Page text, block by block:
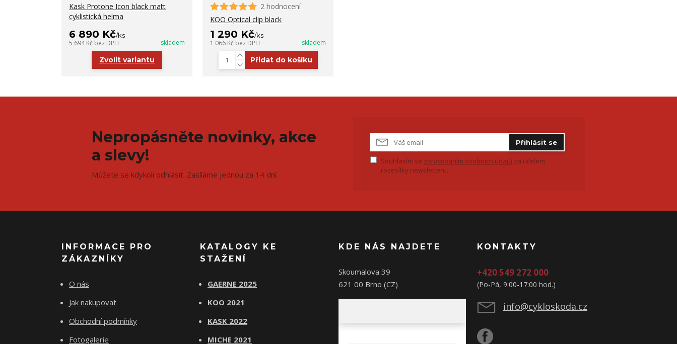
Kask Protone Icon black matt
cyklistická helma
6 890 Kč/ks
5 694 Kč bez DPH skladem
Zvolit variantu
2 hodnocení
KOO Optical clip black
1 290 Kč/ks
1 066 Kč bez DPH skladem
Přidat do košíku
Nepropásněte novinky, akce
a slevy!
Můžete se kdykoli odhlásit. Zasíláme jednou za 14 dní.
Přihlásit se
Souhlasím se zpracováním osobních údajů za účelem
rozesílky newsletteru.
INFORMACE PRO
ZÁKAZNÍKY
O nás
Jak nakupovat
Obchodní podmínky
Fotogalerie
KATALOGY KE
STAŽENÍ
GAERNE 2025
KOO 2021
KASK 2022
MICHE 2021
KDE NÁS NAJDETE
Skoumalova 39
621 00 Brno (CZ)
KONTAKTY
+420 549 272 000
(Po-Pá, 9:00-17:00 hod.)
info@cykloskoda.cz